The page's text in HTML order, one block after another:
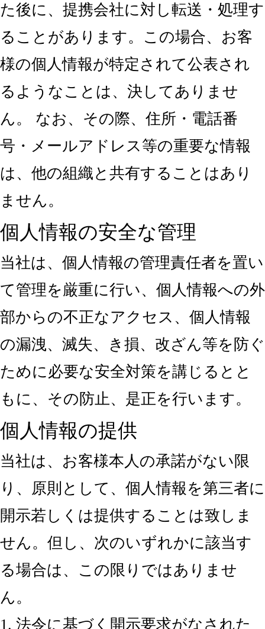
た後に、提携会社に対し転送・処理す
ることがあります。この場合、お客
様の個人情報が特定されて公表され
るようなことは、決してありませ
ん。 なお、その際、住所・電話番
号・メールアドレス等の重要な情報
は、他の組織と共有することはあり
ません。
個人情報の安全な管理
当社は、個人情報の管理責任者を置い
て管理を厳重に行い、個人情報への外
部からの不正なアクセス、個人情報
の漏洩、滅失、き損、改ざん等を防ぐ
ために必要な安全対策を講じるとと
もに、その防止、是正を行います。
個人情報の提供
当社は、お客様本人の承諾がない限
り、原則として、個人情報を第三者に
開示若しくは提供することは致しま
せん。但し、次のいずれかに該当す
る場合は、この限りではありませ
ん。
1. 法令に基づく開示要求がなされた